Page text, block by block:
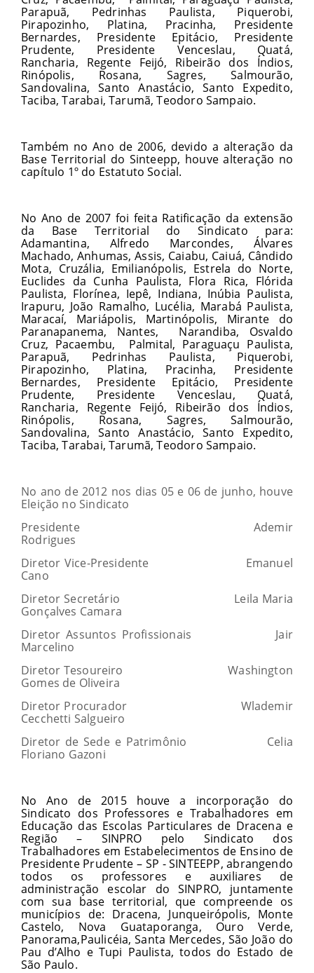
Parapuã, Pedrinhas Paulista, Piquerobi,
Pirapozinho, Platina, Pracinha, Presidente
Bernardes, Presidente Epitácio, Presidente
Prudente, Presidente Venceslau, Quatá,
Rancharia, Regente Feijó, Ribeirão dos Índios,
Rinópolis, Rosana, Sagres, Salmourão,
Sandovalina, Santo Anastácio, Santo Expedito,
Taciba, Tarabai, Tarumã, Teodoro Sampaio.
Também no Ano de 2006, devido a alteração da
Base Territorial do Sinteepp, houve alteração no
capítulo 1º do Estatuto Social.
No Ano de 2007 foi feita Ratificação da extensão
da Base Territorial do Sindicato para:
Adamantina, Alfredo Marcondes, Álvares
Machado, Anhumas, Assis, Caiabu, Caiuá, Cândido
Mota, Cruzália, Emilianópolis, Estrela do Norte,
Euclides da Cunha Paulista, Flora Rica, Flórida
Paulista, Florínea, Iepê, Indiana, Inúbia Paulista,
Irapuru, João Ramalho, Lucélia, Marabá Paulista,
Maracaí, Mariápolis, Martinópolis, Mirante do
Paranapanema, Nantes, Narandiba, Osvaldo
Cruz, Pacaembu, Palmital, Paraguaçu Paulista,
Parapuã, Pedrinhas Paulista, Piquerobi,
Pirapozinho, Platina, Pracinha, Presidente
Bernardes, Presidente Epitácio, Presidente
Prudente, Presidente Venceslau, Quatá,
Rancharia, Regente Feijó, Ribeirão dos Índios,
Rinópolis, Rosana, Sagres, Salmourão,
Sandovalina, Santo Anastácio, Santo Expedito,
Taciba, Tarabai, Tarumã, Teodoro Sampaio.
No ano de 2012 nos dias 05 e 06 de junho, houve
Eleição no Sindicato
Presidente Ademir
Rodrigues
Diretor Vice-Presidente Emanuel
Cano
Diretor Secretário Leila Maria
Gonçalves Camara
Diretor Assuntos Profissionais Jair
Marcelino
Diretor Tesoureiro Washington
Gomes de Oliveira
Diretor Procurador Wlademir
Cecchetti Salgueiro
Diretor de Sede e Patrimônio Celia
Floriano Gazoni
No Ano de 2015 houve a incorporação do
Sindicato dos Professores e Trabalhadores em
Educação das Escolas Particulares de Dracena e
Região – SINPRO pelo Sindicato dos
Trabalhadores em Estabelecimentos de Ensino de
Presidente Prudente – SP - SINTEEPP, abrangendo
todos os professores e auxiliares de
administração escolar do SINPRO, juntamente
com sua base territorial, que compreende os
municípios de: Dracena, Junqueirópolis, Monte
Castelo, Nova Guataporanga, Ouro Verde,
Panorama,Paulicéia, Santa Mercedes, São João do
Pau d’Alho e Tupi Paulista, todos do Estado de
São Paulo.